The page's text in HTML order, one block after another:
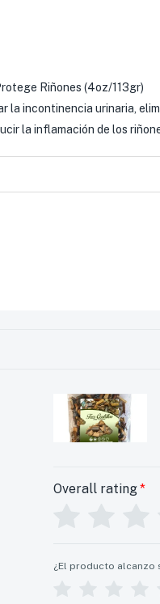
Riñones (4oz/113gr)
la incontinencia urinaria,
la inflamación de los
Overall rating*
¿El producto alcanzo